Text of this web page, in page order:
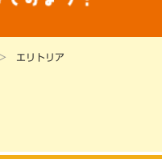
エリトリア